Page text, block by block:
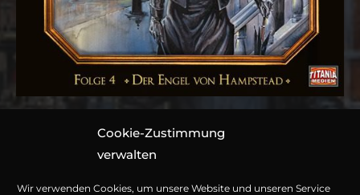
Cookie-Zustimmung
verwalten
Wir verwenden Cookies, um unsere Website und unseren Service
Folge 004: Der Engel
von Hampstead